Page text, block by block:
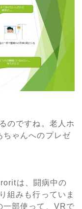
のですね。老人ホ
ちゃんへのプレゼ
は、闘病中の
組みも行っていま
一部使って、VRで